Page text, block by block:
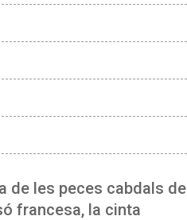
de les peces cabdals de
francesa, la cinta